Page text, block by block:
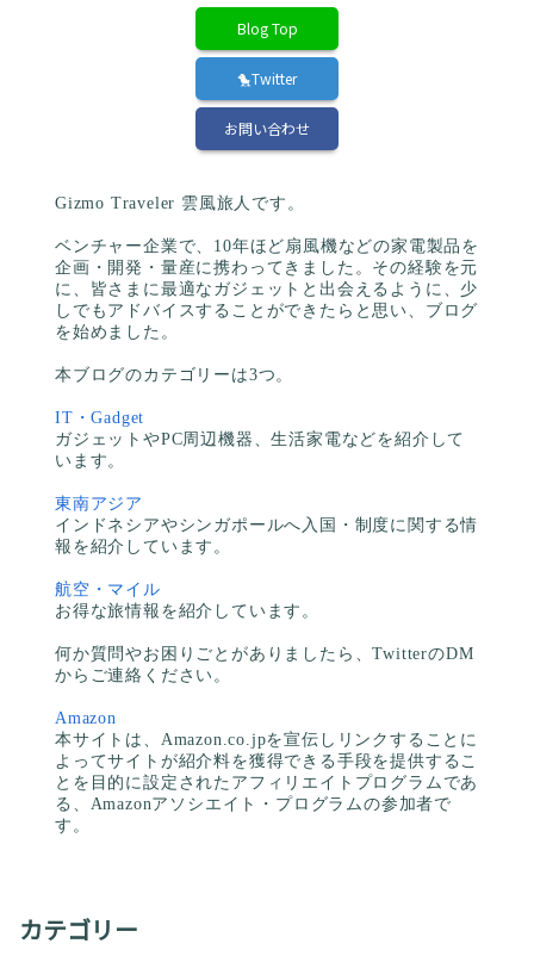
Blog Top
🐤Twitter
お問い合わせ
Gizmo Traveler 雲風旅人です。
ベンチャー企業で、10年ほど扇風機などの家電製品を
企画・開発・量産に携わってきました。その経験を元
に、皆さまに最適なガジェットと出会えるように、少
しでもアドバイスすることができたらと思い、ブログ
を始めました。
本ブログのカテゴリーは3つ。
IT・Gadget
ガジェットやPC周辺機器、生活家電などを紹介して
います。
東南アジア
インドネシアやシンガポールへ入国・制度に関する情
報を紹介しています。
航空・マイル
お得な旅情報を紹介しています。
何か質問やお困りごとがありましたら、TwitterのDM
からご連絡ください。
Amazon
本サイトは、Amazon.co.jpを宣伝しリンクすることに
よってサイトが紹介料を獲得できる手段を提供するこ
とを目的に設定されたアフィリエイトプログラムであ
る、Amazonアソシエイト・プログラムの参加者で
す。
カテゴリー